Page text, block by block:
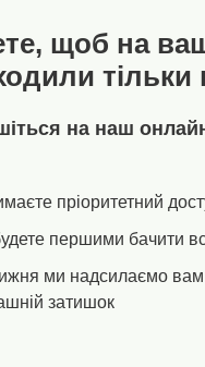
щоб на
тільки
на наш
пріоритетний
першими бачити
ми надсилаємо вам
затишок